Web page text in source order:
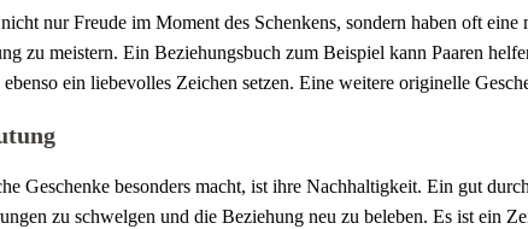
nur Freude im Moment des Schenkens, sondern haben oft
zu meistern. Ein Beziehungsbuch zum Beispiel kann Paaren
ein liebevolles Zeichen setzen. Eine weitere originelle
Geschenke besonders macht, ist ihre Nachhaltigkeit. Ein gut
zu schwelgen und die Beziehung neu zu beleben. Es ist